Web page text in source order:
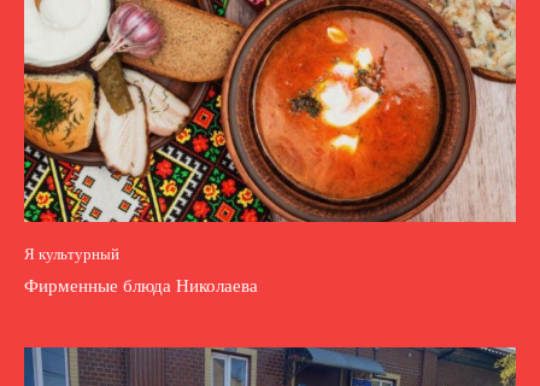
Я культурный
Фирменные блюда Николаева